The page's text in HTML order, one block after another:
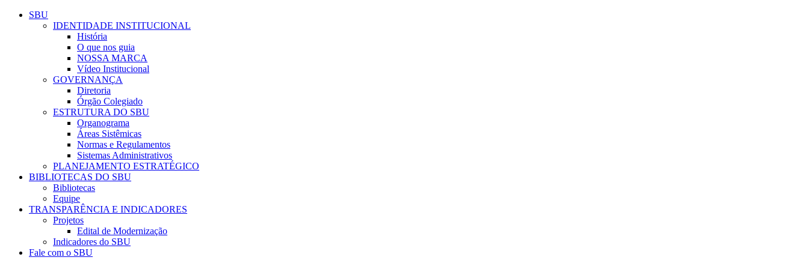
Conteúdo principal
SBU
IDENTIDADE INSTITUCIONAL
História
O que nos guia
NOSSA MARCA
Vídeo Institucional
GOVERNANÇA
Diretoria
Órgão Colegiado
ESTRUTURA DO SBU
Organograma
Áreas Sistêmicas
Normas e Regulamentos
Sistemas Administrativos
PLANEJAMENTO ESTRATÉGICO
BIBLIOTECAS DO SBU
Bibliotecas
Equipe
TRANSPARÊNCIA E INDICADORES
Projetos
Edital de Modernização
Indicadores do SBU
Fale com o SBU